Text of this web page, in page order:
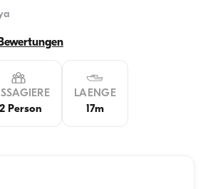
Bewertungen
Person
LAENGE
17m